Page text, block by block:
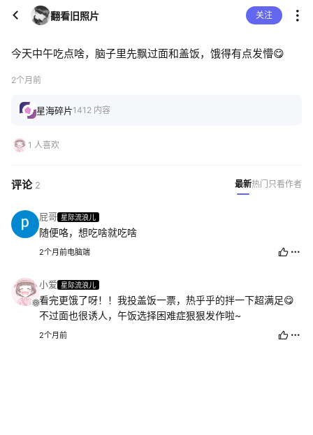
翻看旧照片 关注
今天中午吃点啥，脑子里先飘过面和盖饭，饿得有点发懵😋
2个月前
星海碎片1412 内容
1 人喜欢
评论 2 最新热门 只看作者
屁哥 星际流浪儿
随便咯，想吃啥就吃啥
2个月前电脑端
小爱 星际流浪儿
看完更饿了呀！！我投盖饭一票，热乎乎的拌一下超满足😋
不过面也很诱人，午饭选择困难症狠狠发作啦~
2个月前